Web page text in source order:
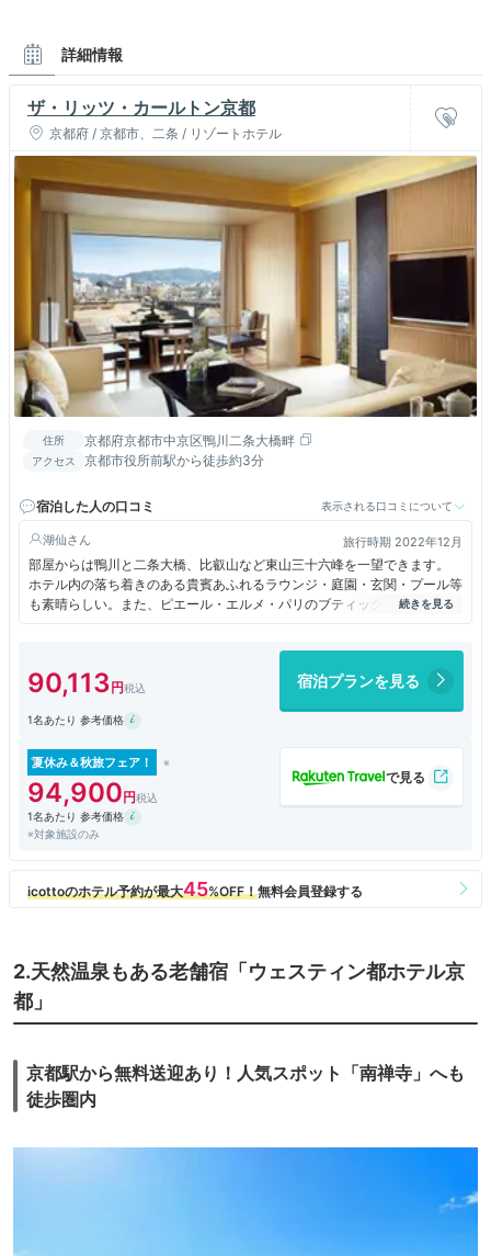
詳細情報
ザ・リッツ・カールトン京都
京都府 / 京都市、二条 / リゾートホテル
住所 京都府京都市中京区鴨川二条大橋畔
アクセス 京都市役所前駅から徒歩約3分
宿泊した人の口コミ 表示される口コミについて
湖仙 旅行時期 2022年12月
部屋からは鴨川と二条大橋、比叡山など東山三十六峰を一望できます。
ホテル内の落ち着きのある貴賓あふれるラウンジ・庭園・玄関・プール等
も素晴らしい。また、ピエール・エルメ・パリのブティックが出店してお
り、とてもおいしいマカロンを食べました。
90,113 宿泊プランを見る
1名あたり 参考価格
夏休み＆秋旅フェア！
94,900
1名あたり 参考価格
※対象施設のみ
2.天然温泉もある老舗宿「ウェスティン都ホテル京
都」
京都駅から無料送迎あり！人気スポット「南禅寺」へも
徒歩圏内